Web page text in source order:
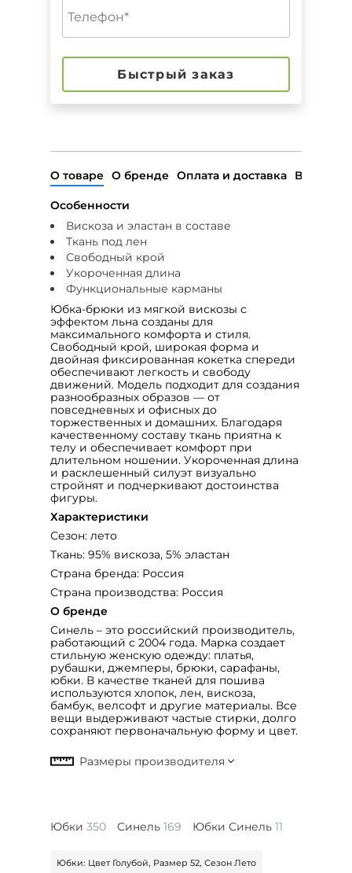
Быстрый заказ
О товаре О бренде Оплата и доставка Возврат
Особенности
Вискоза и эластан в составе
Ткань под лен
Свободный крой
Укороченная длина
Функциональные карманы
Юбка-брюки из мягкой вискозы с
эффектом льна созданы для
максимального комфорта и стиля.
Свободный крой, широкая форма и
двойная фиксированная кокетка спереди
обеспечивают легкость и свободу
движений. Модель подходит для создания
разнообразных образов — от
повседневных и офисных до
торжественных и домашних. Благодаря
качественному составу ткань приятна к
телу и обеспечивает комфорт при
длительном ношении. Укороченная длина
и расклешенный силуэт визуально
стройнят и подчеркивают достоинства
фигуры.
Характеристики
Сезон: лето
Ткань: 95% вискоза, 5% эластан
Страна бренда: Россия
Страна производства: Россия
О бренде
Синель – это российский производитель,
работающий с 2004 года. Марка создает
стильную женскую одежду: платья,
рубашки, джемперы, брюки, сарафаны,
юбки. В качестве тканей для пошива
используются хлопок, лен, вискоза,
бамбук, велсофт и другие материалы. Все
вещи выдерживают частые стирки, долго
сохраняют первоначальную форму и цвет.
Юбки 350 Синель 169 Юбки Синель 11
Юбки: Цвет Голубой, Размер 52, Сезон Лето